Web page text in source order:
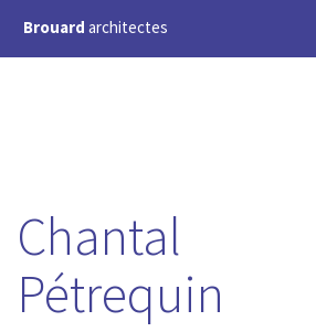
Brouard architectes
Chantal
Pétrequin